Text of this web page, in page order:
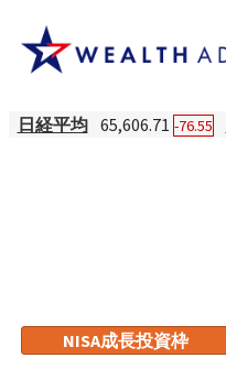
日経平均 65,606.71 -76.55
NISA成長投資枠